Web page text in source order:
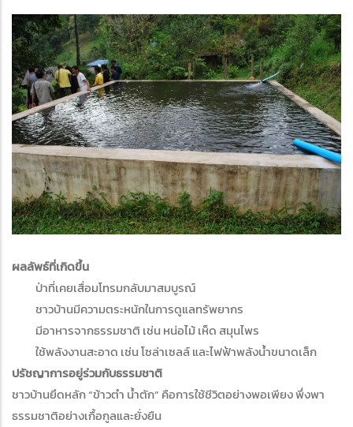
ผลลัพธ์ที่เกิดขึ้น
ป่าที่เคยเสื่อมโทรมกลับมาสมบูรณ์
ชาวบ้านมีความตระหนักในการดูแลทรัพยากร
มีอาหารจากธรรมชาติ เช่น หน่อไม้ เห็ด สมุนไพร
ใช้พลังงานสะอาด เช่น โซล่าเซลล์ และไฟฟ้าพลังน้ำขนาดเล็ก
ปรัชญาการอยู่ร่วมกับธรรมชาติ
ชาวบ้านยึดหลัก “ข้าวตำ น้ำตัก” คือการใช้ชีวิตอย่างพอเพียง พึ่งพา
ธรรมชาติอย่างเกื้อกูลและยั่งยืน